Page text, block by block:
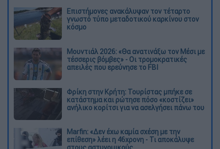
Επιστήμονες ανακάλυψαν τον τέταρτο
γνωστό τύπο μεταδοτικού καρκίνου στον
κόσμο
Μουντιάλ 2026: «Θα ανατινάξω τον Μέσι με
τέσσερις βόμβες» - Οι τρομοκρατικές
απειλές που ερεύνησε το FBI
Φρίκη στην Κρήτη: Τουρίστας μπήκε σε
κατάστημα και ρώτησε πόσο «κοστίζει»
ανήλικο κορίτσι για να ασελγήσει πάνω του
Marfin: «Δεν έχω καμία σχέση με την
επίθεση» λέει η 46χρονη - Τι αποκάλυψε